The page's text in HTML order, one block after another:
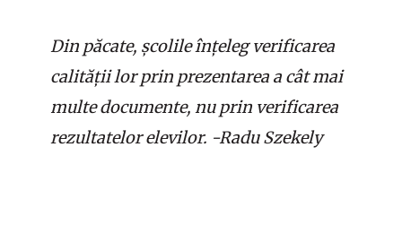
Din păcate, școlile înțeleg verificarea
calității lor prin prezentarea a cât mai
multe documente, nu prin verificarea
rezultatelor elevilor. -Radu Szekely